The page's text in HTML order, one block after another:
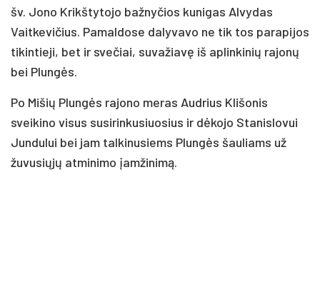
šv. Jono Krikštytojo bažnyčios kunigas Alvydas
Vaitkevičius. Pamaldose dalyvavo ne tik tos parapijos
tikintieji, bet ir svečiai, suvažiavę iš aplinkinių rajonų
bei Plungės.
Po Mišių Plungės rajono meras Audrius Klišonis
sveikino visus susirinkusiuosius ir dėkojo Stanislovui
Jundului bei jam talkinusiems Plungės šauliams už
žuvusiųjų atminimo įamžinimą.